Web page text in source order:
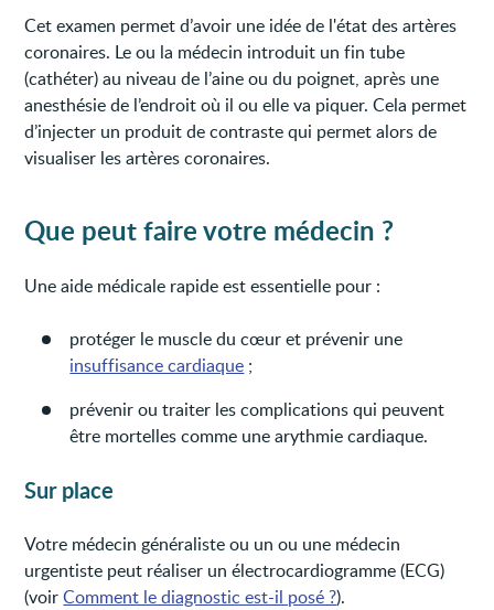
Cet examen permet d’avoir une idée de l'état des artères
coronaires. Le ou la médecin introduit un fin tube
(cathéter) au niveau de l’aine ou du poignet, après une
anesthésie de l’endroit où il ou elle va piquer. Cela permet
d’injecter un produit de contraste qui permet alors de
visualiser les artères coronaires.
Que peut faire votre médecin ?
Une aide médicale rapide est essentielle pour :
protéger le muscle du cœur et prévenir une
insuffisance cardiaque ;
prévenir ou traiter les complications qui peuvent
être mortelles comme une arythmie cardiaque.
Sur place
Votre médecin généraliste ou un ou une médecin
urgentiste peut réaliser un électrocardiogramme (ECG)
(voirComment le diagnostic est-il posé ?).